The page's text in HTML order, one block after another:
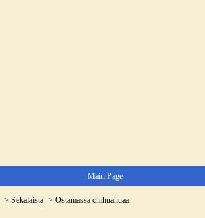
Main Page
-> Sekalaista -> Ostamassa chihuahuaa